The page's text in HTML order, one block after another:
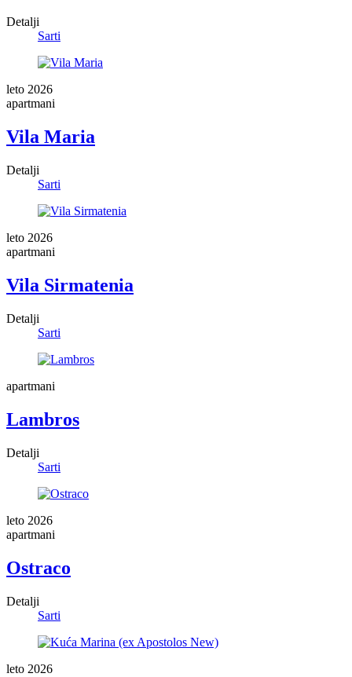
Detalji
Sarti
leto 2026
apartmani
Vila Maria
Detalji
Sarti
leto 2026
apartmani
Vila Sirmatenia
Detalji
Sarti
apartmani
Lambros
Detalji
Sarti
leto 2026
apartmani
Ostraco
Detalji
Sarti
leto 2026